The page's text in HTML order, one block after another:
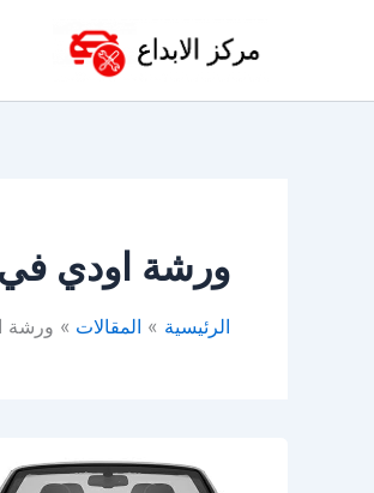
ورشة اودي
الرئيسية المقالات ورشة